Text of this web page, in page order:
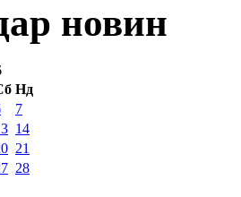
новин
Нд
7
14
21
28